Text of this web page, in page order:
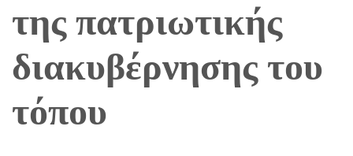
της πατριωτικής
διακυβέρνησης του
τόπου